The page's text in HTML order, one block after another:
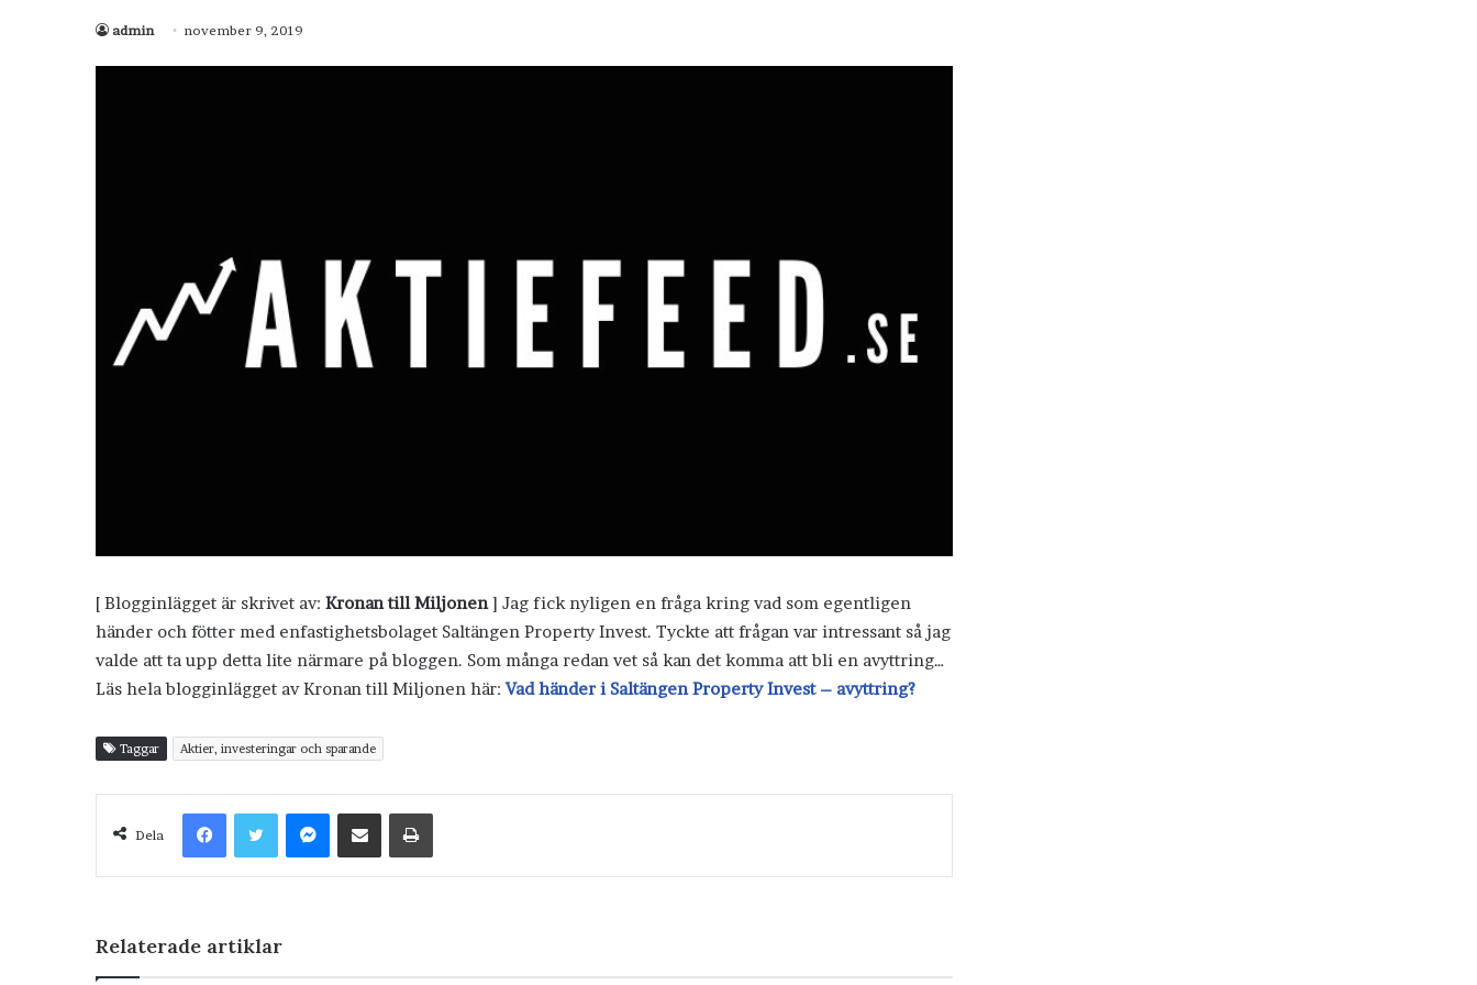
admin november 9, 2019
[ Blogginlägget är skrivet av: Kronan till Miljonen] Jag fick nyligen en fråga kring vad som egentligen
händer och fötter med enfastighetsbolaget Saltängen Property Invest. Tyckte att frågan var intressant så jag
valde att ta upp detta lite närmare på bloggen. Som många redan vet så kan det komma att bli en avyttring…
Läs hela blogginlägget av Kronan till Miljonen här:Vad händer i Saltängen Property Invest – avyttring?
Taggar Aktier, investeringar och sparande
Dela
FacebookTwitterMessenger
Dela via e-post Skriv ut
Relaterade artiklar